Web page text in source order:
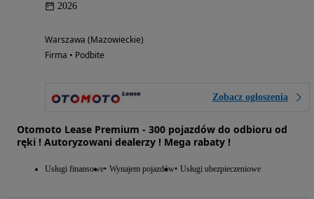
2026
Warszawa (Mazowieckie)
Firma • Podbite
Zobacz ogłoszenia
Otomoto Lease Premium - 300 pojazdów do odbioru od
ręki ! Autoryzowani dealerzy ! Mega rabaty !
Usługi finansowe Wynajem pojazdów Usługi ubezpieczeniowe